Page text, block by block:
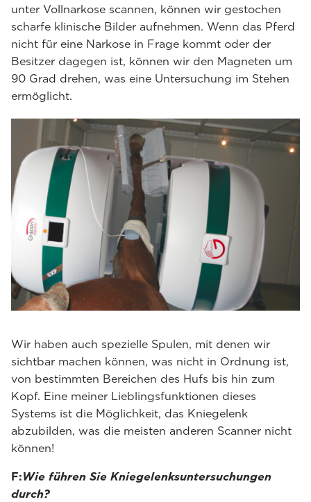
unter Vollnarkose scannen, können wir gestochen
scharfe klinische Bilder aufnehmen. Wenn das Pferd
nicht für eine Narkose in Frage kommt oder der
Besitzer dagegen ist, können wir den Magneten um
90 Grad drehen, was eine Untersuchung im Stehen
ermöglicht.
Wir haben auch spezielle Spulen, mit denen wir
sichtbar machen können, was nicht in Ordnung ist,
von bestimmten Bereichen des Hufs bis hin zum
Kopf. Eine meiner Lieblingsfunktionen dieses
Systems ist die Möglichkeit, das Kniegelenk
abzubilden, was die meisten anderen Scanner nicht
können!
F:Wie führen Sie Kniegelenksuntersuchungen
durch?